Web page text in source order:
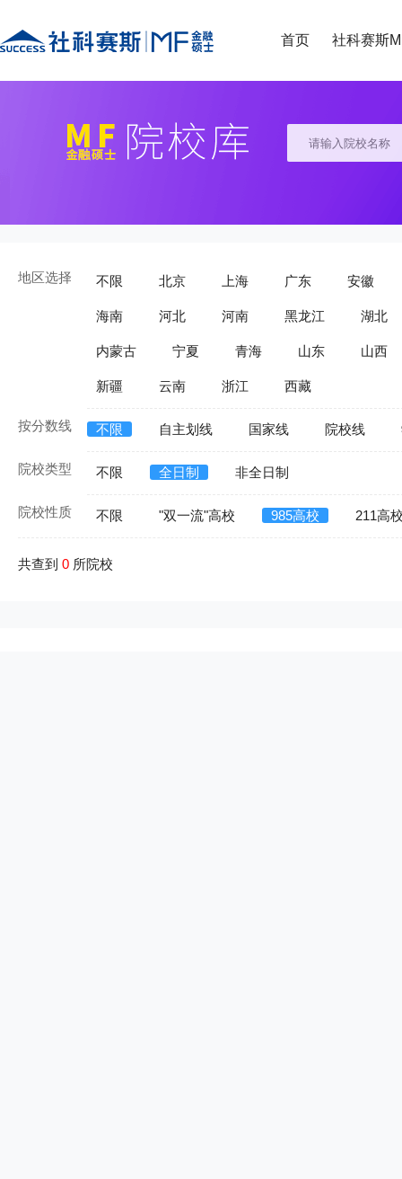
首页 社科赛斯
地区选择 不限 北京 上海 广东 安徽
海南 河北 河南 黑龙江 湖北
内蒙古 宁夏 青海 山东 山西
新疆 云南 浙江 西藏
按分数线 不限 自主划线 国家线 院校线
院校类型 不限 全日制 非全日制
院校性质 不限 "双一流"高校 985高校 211高
共查到 0 所院校